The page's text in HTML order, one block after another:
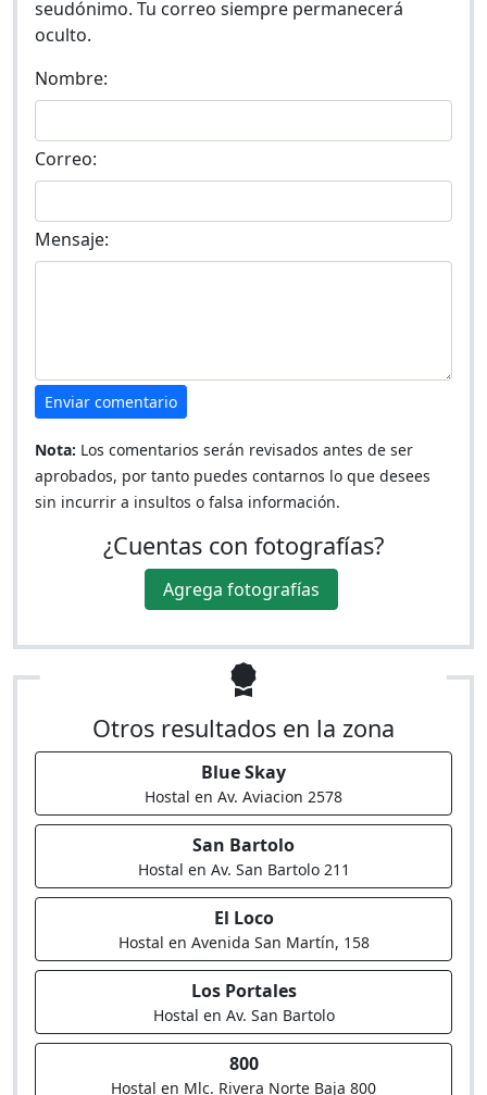
seudónimo. Tu correo siempre permanecerá
oculto.
Nombre:
Correo:
Mensaje:
Enviar comentario
Nota: Los comentarios serán revisados antes de ser
aprobados, por tanto puedes contarnos lo que desees
sin incurrir a insultos o falsa información.
¿Cuentas con fotografías?
Agrega fotografías
Otros resultados en la zona
Blue Skay
Hostal en Av. Aviacion 2578
San Bartolo
Hostal en Av. San Bartolo 211
El Loco
Hostal en Avenida San Martín, 158
Los Portales
Hostal en Av. San Bartolo
800
Hostal en Mlc. Rivera Norte Baja 800